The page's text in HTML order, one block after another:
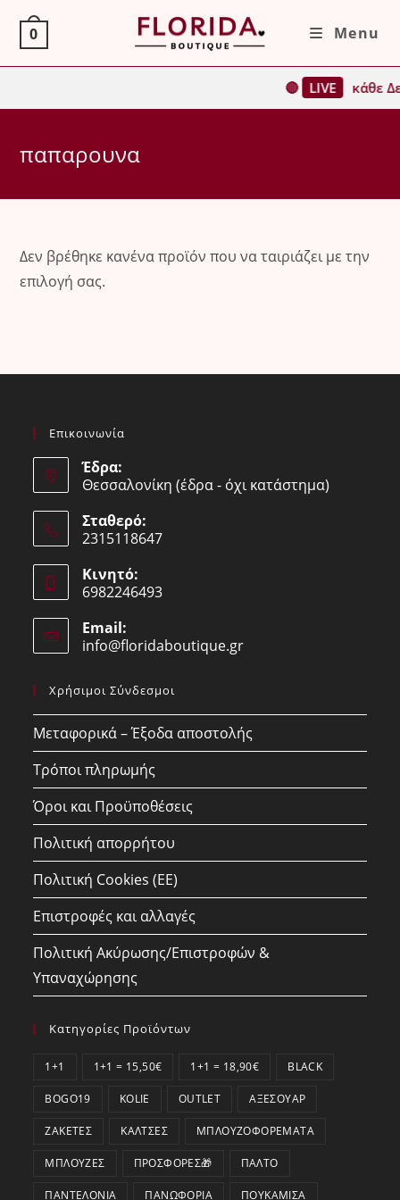
content
0 Menu
🔴 LIVE κάθε
παπαρουνα
Δεν βρέθηκε κανένα προϊόν που να ταιριάζει με την
επιλογή σας.
Επικοινωνία
Έδρα:
Θεσσαλονίκη (έδρα - όχι κατάστημα)
Σταθερό:
2315118647
in
your
application
Κινητό:
6982246493
in
your
Email:
info@floridaboutique.grOpens
Χρήσιμοι Σύνδεσμοι
Μεταφορικά – Έξοδα αποστολής
Τρόποι πληρωμής
Όροι και Προϋποθέσεις
Πολιτική απορρήτου
Πολιτική Cookies (ΕΕ)
Επιστροφές και αλλαγές
Πολιτική Ακύρωσης/Επιστροφών &
Υπαναχώρησης
Κατηγορίες Προϊόντων
1+1 1+1 = 15,50€ 1+1 = 18,90€ BLACK
BOGO19 KOLIE OUTLET ΑΞΕΣΟΥΆΡ
ΖΑΚΈΤΕΣ ΚΆΛΤΣΕΣ ΜΠΛΟΥΖΟΦΟΡΈΜΑΤΑ
ΜΠΛΟΎΖΕΣ ΠΡΟΣΦΟΡΕΣ🎁 ΠΑΛΤΌ
ΠΑΝΤΕΛΌΝΙΑ ΠΑΝΩΦΌΡΙΑ ΠΟΥΚΆΜΙΣΑ